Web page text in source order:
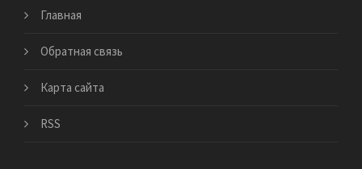
Главная
Обратная связь
Карта сайта
RSS